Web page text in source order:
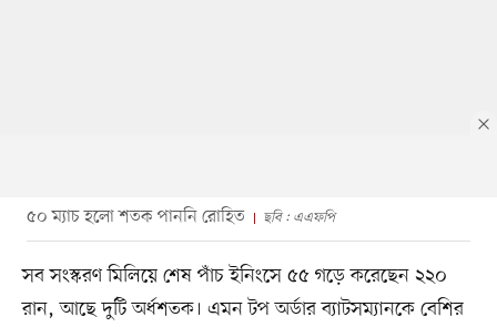
৫০ ম্যাচ হলো শতক পাননি রোহিত ছবি : এএফপি
সব সংস্করণ মিলিয়ে শেষ পাঁচ ইনিংসে ৫৫ গড়ে করেছেন ২২০
রান, আছে দুটি অর্ধশতক। এমন টপ অর্ডার ব্যাটসম্যানকে বেশির